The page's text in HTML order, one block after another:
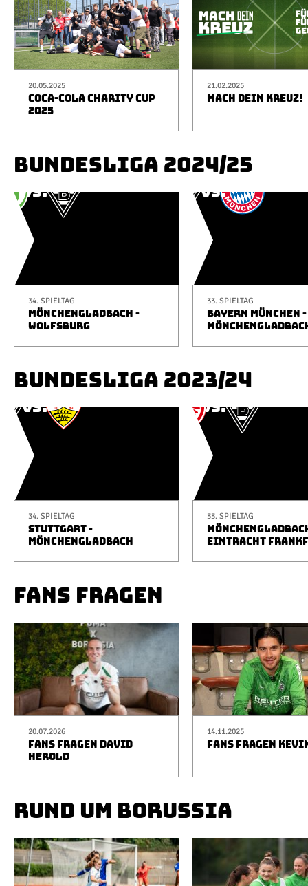
20.05.2025
COCA-COLA CHARITY CUP
2025
21.02.2025
MACH DEIN KREUZ!
BUNDESLIGA 2024/25
34. SPIELTAG
MÖNCHENGLADBACH -
WOLFSBURG
33. SPIELTAG
BAYERN MÜNCHEN -
BUNDESLIGA 2023/24
34. SPIELTAG
STUTTGART -
MÖNCHENGLADBACH
33. SPIELTAG
EINTRACHT
FANS FRAGEN
20.07.2026
FANS FRAGEN DAVID
HEROLD
14.11.2025
FANS FRAGEN
RUND UM BORUSSIA